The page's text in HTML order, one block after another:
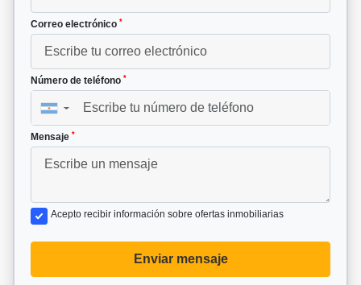
Correo electrónico *
Número de teléfono *
▼
Mensaje *
Acepto recibir información sobre ofertas inmobiliarias
Enviar mensaje